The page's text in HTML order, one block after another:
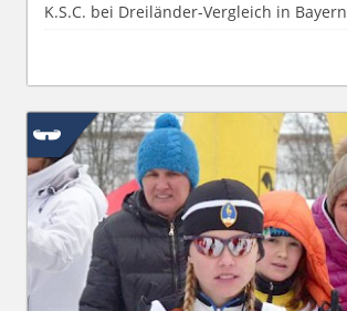
K.S.C. bei Dreiländer-Vergleich in Bayern